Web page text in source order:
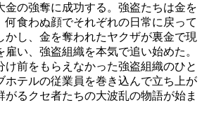
金の強奪に成功する。強盗たちは金を
何食わぬ顔でそれぞれの日常に戻って
かし、金を奪われたヤクザが裏金で現
雇い、強盗組織を本気で追い始めた。
け前をもらえなかった強盗組織のひと
ホテルの従業員を巻き込んで立ち上が
がるクセ者たちの大波乱の物語が始ま